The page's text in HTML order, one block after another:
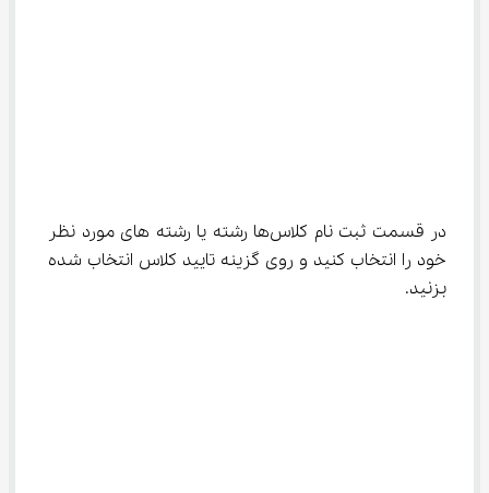
در قسمت ثبت نام کلاس‌ها رشته یا رشته های مورد نظر
خود را انتخاب کنید و روی گزینه تایید کلاس انتخاب شده
بزنید.